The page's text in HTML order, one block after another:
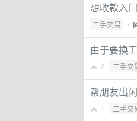
想收款入
二手交易 •
由于要换
2 二手交
帮朋友出
1 二手交